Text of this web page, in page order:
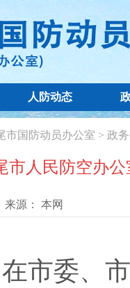
人防动态
市国防动员办公室 > 政
市人民防空办
来源： 本网
委、市